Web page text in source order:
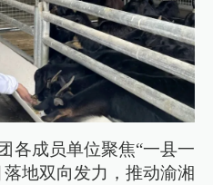
各成员单位聚焦“一县一
地双向发力，推动渝湘